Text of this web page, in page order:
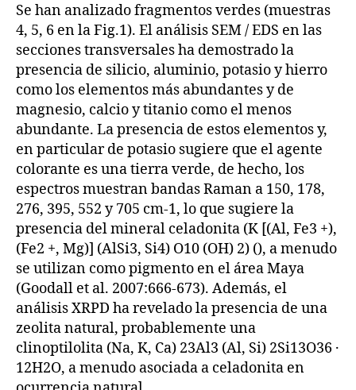
Se han analizado fragmentos verdes (muestras
4, 5, 6 en la Fig.1). El análisis SEM / EDS en las
secciones transversales ha demostrado la
presencia de silicio, aluminio, potasio y hierro
como los elementos más abundantes y de
magnesio, calcio y titanio como el menos
abundante. La presencia de estos elementos y,
en particular de potasio sugiere que el agente
colorante es una tierra verde, de hecho, los
espectros muestran bandas Raman a 150, 178,
276, 395, 552 y 705 cm-1, lo que sugiere la
presencia del mineral celadonita (K [(Al, Fe3 +),
(Fe2 +, Mg)] (AlSi3, Si4) O10 (OH) 2) (), a menudo
se utilizan como pigmento en el área Maya
(Goodall et al. 2007:666-673). Además, el
análisis XRPD ha revelado la presencia de una
zeolita natural, probablemente una
clinoptilolita (Na, K, Ca) 23Al3 (Al, Si) 2Si13O36 ·
12H2O, a menudo asociada a celadonita en